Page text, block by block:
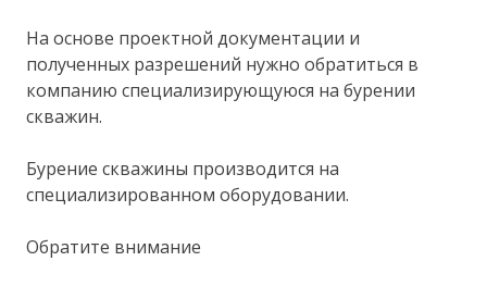
На основе проектной документации и
полученных разрешений нужно обратиться в
компанию специализирующуюся на бурении
скважин.
Бурение скважины производится на
специализированном оборудовании.
Обратите внимание